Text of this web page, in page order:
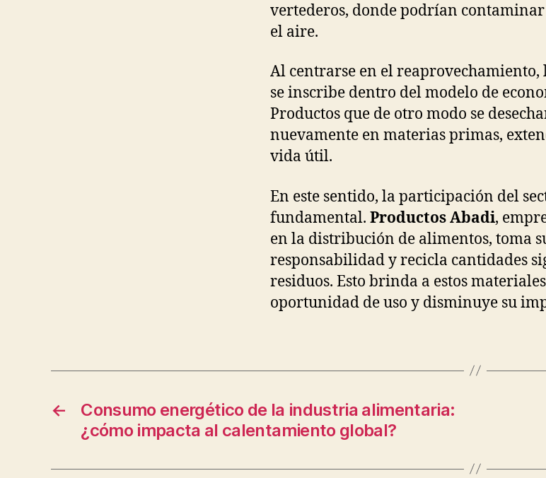
vertederos, donde podrían contaminar
el aire.
Al centrarse en el
se inscribe dentro del modelo de
Productos que de otro modo se
nuevamente en materias primas,
vida útil.
En este sentido, la participación del
fundamental. Productos Abadi,
en la distribución de alimentos, toma
responsabilidad y recicla cantidades
residuos. Esto brinda a estos
oportunidad de uso y disminuye su
←
Consumo energético de la industria alimentaria:
¿cómo impacta al calentamiento global?